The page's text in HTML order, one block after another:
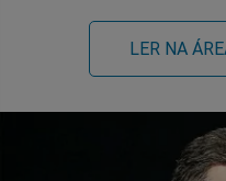
LER NA